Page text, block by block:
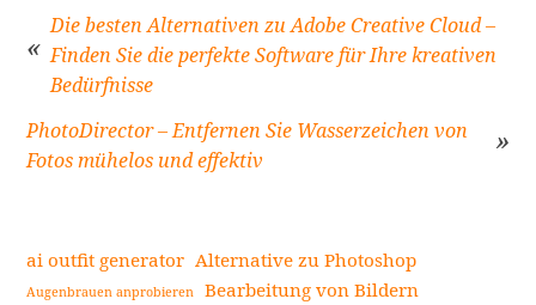
Beitragsnavigation
Die besten Alternativen zu Adobe Creative Cloud –
Finden Sie die perfekte Software für Ihre kreativen
Bedürfnisse
PhotoDirector – Entfernen Sie Wasserzeichen von
Fotos mühelos und effektiv
ai outfit generator Alternative zu Photoshop
Augenbrauen anprobieren Bearbeitung von Bildern